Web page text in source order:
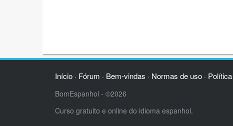
Início· Fórum · Bem-vindas · Normas de uso·
BomEspanhol - ©2026
Curso gratuito e online do idioma espanhol.